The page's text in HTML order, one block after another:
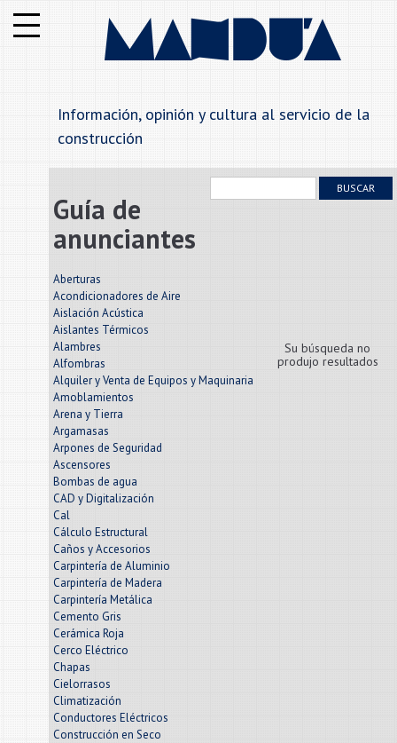
Institucional
Secciones
Anunciantes
Alfabetico
Contáctenos
Información, opinión y cultura al servicio de la
construcción
BUSCAR
Guía de
anunciantes
Aberturas
Acondicionadores de Aire
Aislación Acústica
Aislantes Térmicos
Alambres
Alfombras
Alquiler y Venta de Equipos y Maquinaria
Amoblamientos
Arena y Tierra
Argamasas
Arpones de Seguridad
Ascensores
Bombas de agua
CAD y Digitalización
Cal
Cálculo Estructural
Caños y Accesorios
Carpintería de Aluminio
Carpintería de Madera
Carpintería Metálica
Cemento Gris
Cerámica Roja
Cerco Eléctrico
Chapas
Cielorrasos
Climatización
Conductores Eléctricos
Construcción en Seco
Su búsqueda no
produjo resultados